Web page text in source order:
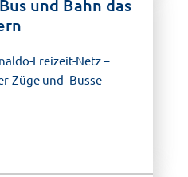
und Bahn das
Freizeit-Netz –
Züge und -Busse